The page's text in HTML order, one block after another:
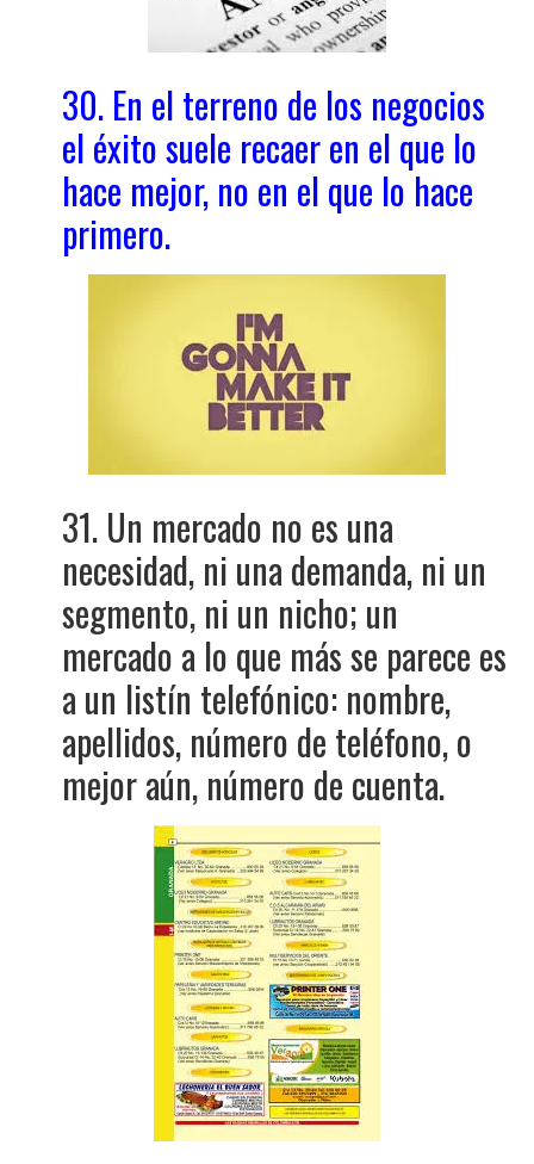
30. En el terreno de los negocios
el éxito suele recaer en el que lo
hace mejor, no en el que lo hace
primero.
31. Un mercado no es una
necesidad, ni una demanda, ni un
segmento, ni un nicho; un
mercado a lo que más se parece es
a un listín telefónico: nombre,
apellidos, número de teléfono, o
mejor aún, número de cuenta.